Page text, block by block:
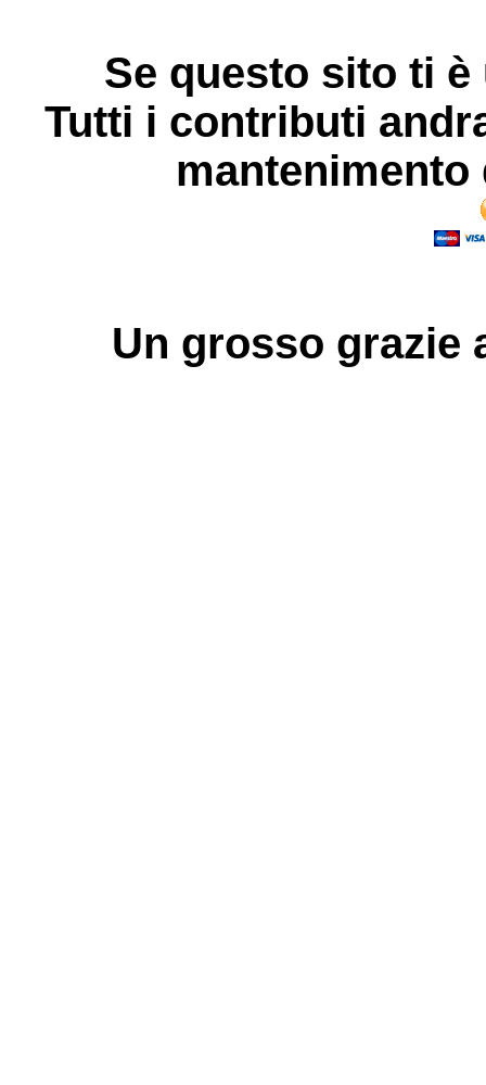
Se questo sito ti
Tutti i contributi
Un grosso grazie